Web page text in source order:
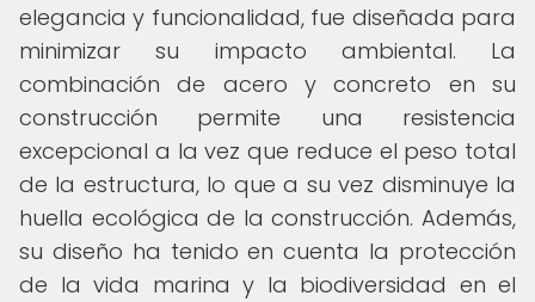
elegancia y funcionalidad, fue diseñada para
minimizar su impacto ambiental. La
combinación de acero y concreto en su
construcción permite una resistencia
excepcional a la vez que reduce el peso total
de la estructura, lo que a su vez disminuye la
huella ecológica de la construcción. Además,
su diseño ha tenido en cuenta la protección
de la vida marina y la biodiversidad en el